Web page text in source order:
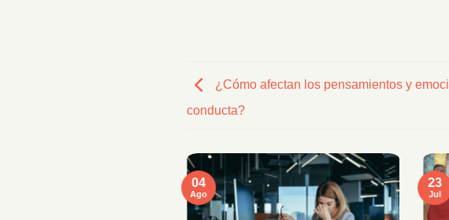
¿Cómo afectan los pensamientos y
conducta?
04
Ago
23
Jul